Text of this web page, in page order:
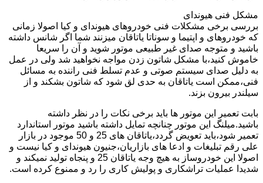
مشکل فنی هیوندای
بررسی برخی مشکلات فنی خودروهای هیوندای و کیا اصولا زمانی
که خودروهای و اپتیما و سوناتا یاتاقان میزنند شما اگر شانس داشته
باشید و متوجه صدای غیر طبیعی موتور شوید و آن را سریعا
خاموش کنید،با مشکل شاتون زدن مواجه نخواهید شد ولی در عمل
به دلیل صدای سیستم صوتی و عدم تسلط فنی راننده به مسائل
فنی،ممکن است یاتاقان به حدی لق شود که شاتون بشکند و از
سیلندر بیرون بزند.
بابت تعمیر این موتور ها باید برخی نکات را در نظر داشته
باشید.میلنگ این موتور چنانچه تمایل داشته باشید موتور استاندارد
تعمیر شود،باید تعویض گردد،یاتاقان های 25 و 50 موجود در بازار
علی رقم تبلیغات و ادعا های بازاریان،جنیون هیوندای و کیا نیست و
اصولا این خودروساز به هیچ وجه یاتاقان 25 و پنجاه تولید نمیکند و
شدیدا عملیات تراشکاری و پولیش کاری را رد و ممنوع کرده است.